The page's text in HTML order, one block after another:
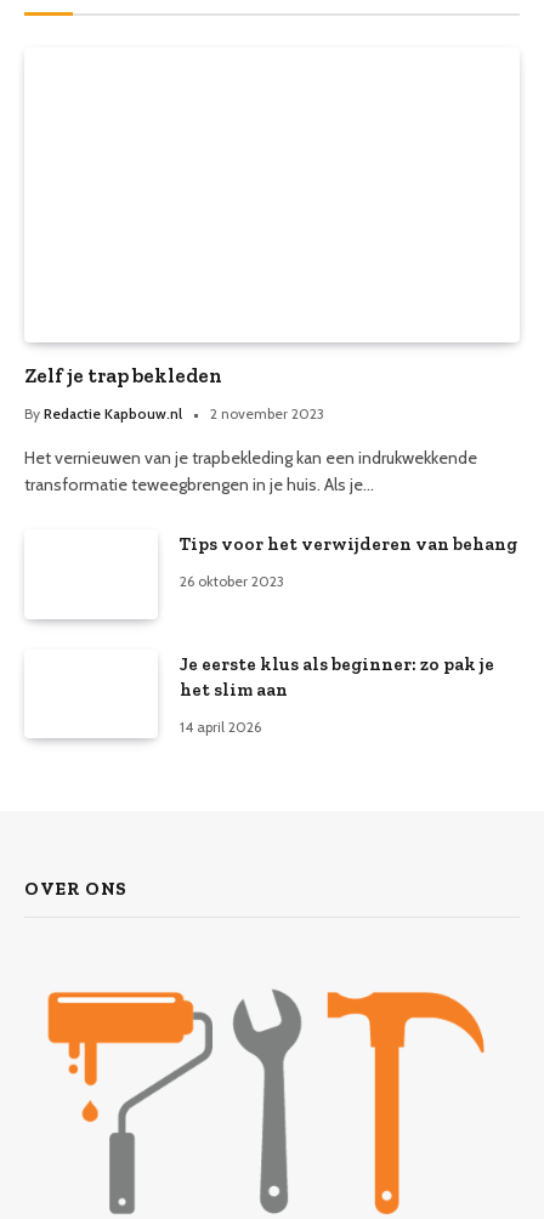
Zelf je trap bekleden
By Redactie Kapbouw.nl 2 november 2023
Het vernieuwen van je trapbekleding kan een indrukwekkende
transformatie teweegbrengen in je huis. Als je…
Tips voor het verwijderen van behang
26 oktober 2023
Je eerste klus als beginner: zo pak je
het slim aan
14 april 2026
OVER ONS